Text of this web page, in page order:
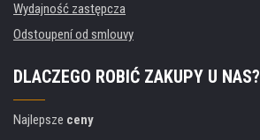
Wydajność zastępcza
Odstoupení od smlouvy
DLACZEGO ROBIĆ ZAKUPY U NAS?
Najlepsze ceny